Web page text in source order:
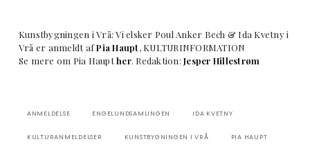
Kunstbygningen i Vrå: Vi elsker Poul Anker Bech & Ida Kvetny i
Vrå er anmeldt afPia Haupt, KULTURINFORMATION
Se mere om Pia Haupther. Redaktion:Jesper Hillestrøm
ANMELDELSE ENGELUNDSAMLINGEN IDA KVETNY
KULTURANMELDELSER KUNSTBYGNINGEN I VRÅ PIA HAUPT